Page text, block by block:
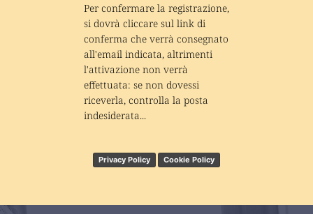
Per confermare la registrazione,
si dovrà cliccare sul link di
conferma che verrà consegnato
all'email indicata, altrimenti
l'attivazione non verrà
effettuata: se non dovessi
riceverla, controlla la posta
indesiderata...
Privacy Policy Cookie Policy